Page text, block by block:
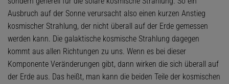
Ausbruch auf der Sonne verursacht also einen kurzen Anstieg
kosmischer Strahlung, der nicht überall auf der Erde gemessen
werden kann. Die galaktische kosmische Strahlung dagegen
kommt aus allen Richtungen zu uns. Wenn es bei dieser
Komponente Veränderungen gibt, dann wirken die sich überall auf
der Erde aus. Das heißt, man kann die beiden Teile der kosmischen